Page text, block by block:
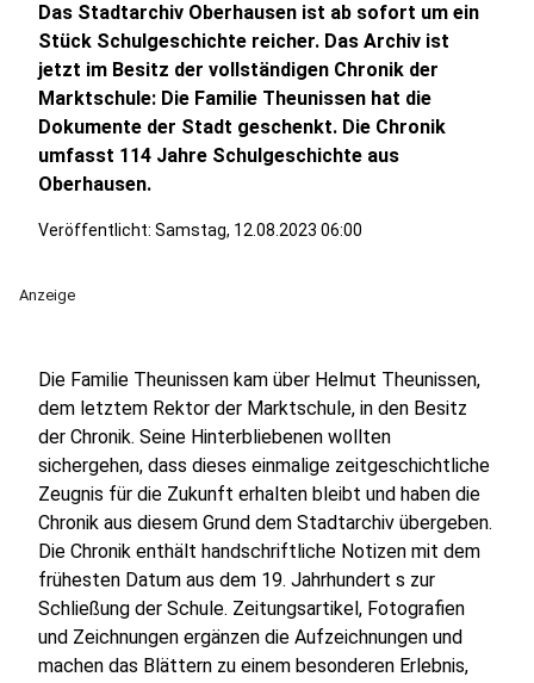
Das Stadtarchiv Oberhausen ist ab sofort um ein
Stück Schulgeschichte reicher. Das Archiv ist
jetzt im Besitz der vollständigen Chronik der
Marktschule: Die Familie Theunissen hat die
Dokumente der Stadt geschenkt. Die Chronik
umfasst 114 Jahre Schulgeschichte aus
Oberhausen.
Veröffentlicht: Samstag, 12.08.2023 06:00
Anzeige
Die Familie Theunissen kam über Helmut Theunissen,
dem letztem Rektor der Marktschule, in den Besitz
der Chronik. Seine Hinterbliebenen wollten
sichergehen, dass dieses einmalige zeitgeschichtliche
Zeugnis für die Zukunft erhalten bleibt und haben die
Chronik aus diesem Grund dem Stadtarchiv übergeben.
Die Chronik enthält handschriftliche Notizen mit dem
frühesten Datum aus dem 19. Jahrhundert s zur
Schließung der Schule. Zeitungsartikel, Fotografien
und Zeichnungen ergänzen die Aufzeichnungen und
machen das Blättern zu einem besonderen Erlebnis,